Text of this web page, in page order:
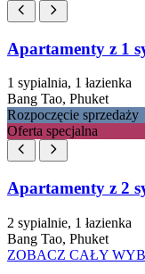
Apartamenty z 1
1 sypialnia, 1 łazienka
Bang Tao, Phuket
Rozpoczęcie sprzedaży
Oferta specjalna
Apartamenty z 2
2 sypialnie, 1 łazienka
Bang Tao, Phuket
ZOBACZ CAŁY